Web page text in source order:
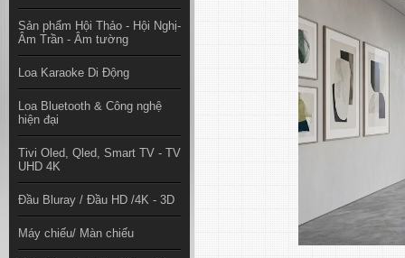
Sản phẩm Hội Thảo - Hội Nghị-
Âm Trần - Âm tường
Loa Karaoke Di Động
Loa Bluetooth & Công nghệ
hiện đại
Tivi Oled, Qled, Smart TV - TV
UHD 4K
Đầu Bluray / Đầu HD /4K - 3D
Máy chiếu/ Màn chiếu